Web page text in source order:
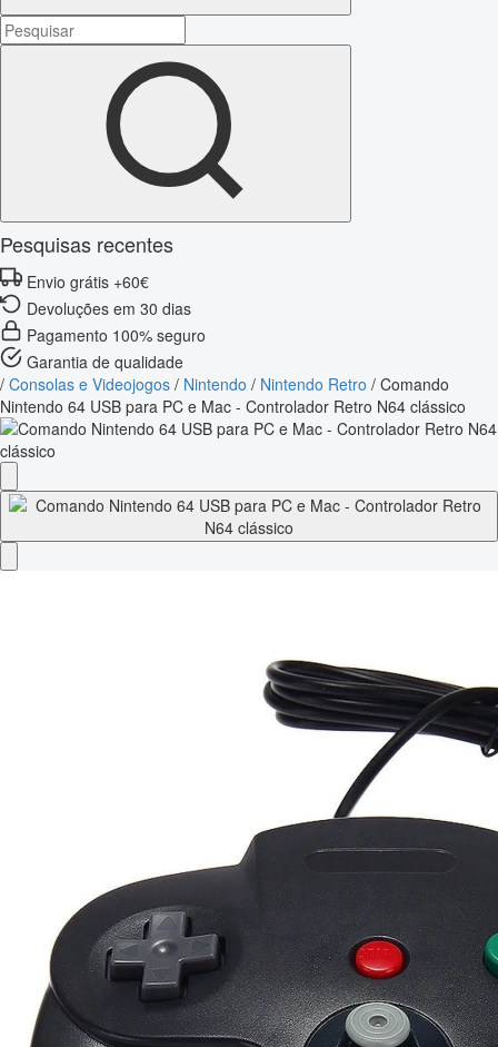
Pesquisas recentes
Envio grátis +60€
Devoluções em 30 dias
Pagamento 100% seguro
Garantia de qualidade
/ Consolas e Videojogos / Nintendo / Nintendo Retro / Comando
Nintendo 64 USB para PC e Mac - Controlador Retro N64 clássico